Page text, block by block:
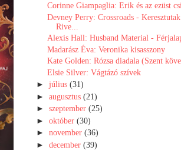
Corinne Giampaglia: Erik és az ezüst
Devney Perry: Crossroads -
Rive...
Alexis Hall: Husband Material -
Madarász Éva: Veronika kisasszony
Kate Golden: Rózsa diadala (Szent
Elsie Silver: Vágtázó szívek
►július(31)
►augusztus(21)
►szeptember(25)
►október(30)
►november(36)
►december(39)